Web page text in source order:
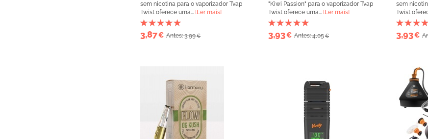
sem nicotina para o vaporizador Tvap
Twist oferece uma... [Ler mais]
3,87€ Antes: 3,99€
"Kiwi Passion" para o vaporizador Tvap
Twist oferece uma... [Ler mais]
3,93€ Antes: 4,05€
sem
Twist
3,93€